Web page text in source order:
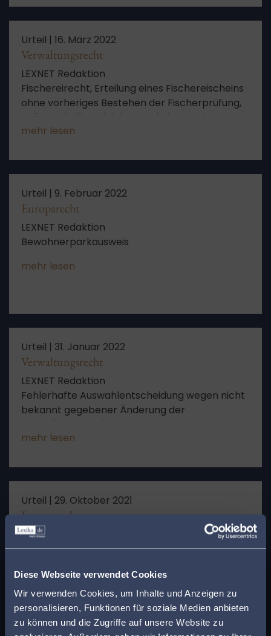
Diese Webseite verwendet Cookies
Wir verwenden Cookies, um Inhalte und Anzeigen zu
personalisieren, Funktionen für soziale Medien anbieten
zu können und die Zugriffe auf unsere Website zu
2 BayBG (juris: BG BY 2008) hinsichtlich eines
Tätowierungsverbots für Polizeivollzugsbeamte
in Bayern
Urteil | 16. März 2022
Verwaltungsrecht
LEXNET Redaktion
Fischereirecht, Erteilung eines Fischereischeins
ohne vorheriges Bestehen der Fischerprüfung,
Spätaussiedler, Gleichwertigkeit eines in
Russland erworbenen fischereilichen
mehr lesen
Urteil | 9. Februar 2022
Europarecht
LEXNET Redaktion
Bewohnerparkausweis
mehr lesen
Urteil | 31. Januar 2022
Verwaltungsrecht
LEXNET Redaktion
Fehlerhafte Auswahlentscheidung wegen nicht
bekannt gegebener Änderung der
Verwaltungspraxis
mehr lesen
Urteil | 29. Oktober 2021
Europarecht
LEXNET Redaktion
begehrte Förderung, bayerische
Antragsfrist von sechs Monaten nach Bezug,
ständige Förderpraxis, Eintragung der
Auflassungsvormerkung, keine Auslegung der
Förderrichtlinien durch Gericht, kein
mehr lesen
Finden Sie den
passenden Anwalt in
Ihrer Nähe!